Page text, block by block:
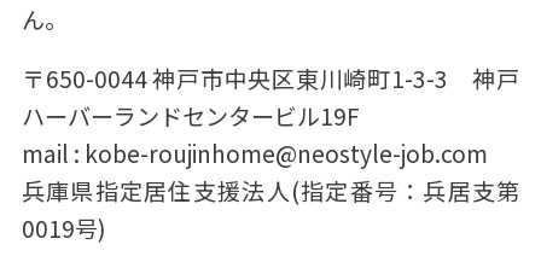
ん。
〒650-0044 神戸市中央区東川崎町1-3-3 神戸
ハーバーランドセンタービル19F
mail : kobe-roujinhome@neostyle-job.com
兵庫県指定居住支援法人(指定番号：兵居支第
0019号)